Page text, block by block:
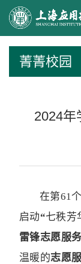
菁菁校园
2024年
在第61
启动“七秩芳
雷锋志愿服
温暖的志愿